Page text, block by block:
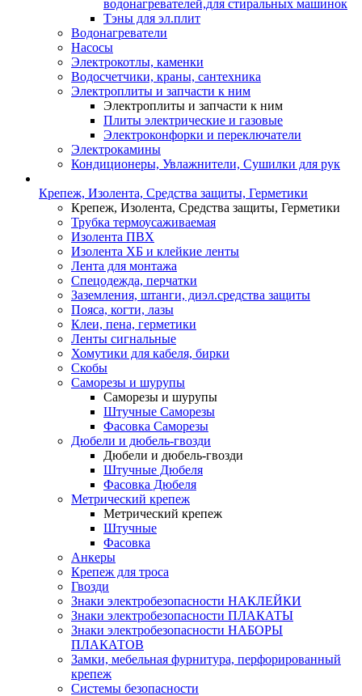
водонагревателей,для стиральных машинок
Тэны для эл.плит
Водонагреватели
Насосы
Электрокотлы, каменки
Водосчетчики, краны, сантехника
Электроплиты и запчасти к ним
Электроплиты и запчасти к ним
Плиты электрические и газовые
Электроконфорки и переключатели
Электрокамины
Кондиционеры, Увлажнители, Сушилки для рук
Крепеж, Изолента, Средства защиты, Герметики
Крепеж, Изолента, Средства защиты, Герметики
Трубка термоусаживаемая
Изолента ПВХ
Изолента ХБ и клейкие ленты
Лента для монтажа
Спецодежда, перчатки
Заземления, штанги, диэл.средства защиты
Пояса, когти, лазы
Клеи, пена, герметики
Ленты сигнальные
Хомутики для кабеля, бирки
Скобы
Саморезы и шурупы
Саморезы и шурупы
Штучные Саморезы
Фасовка Саморезы
Дюбели и дюбель-гвозди
Дюбели и дюбель-гвозди
Штучные Дюбеля
Фасовка Дюбеля
Метрический крепеж
Метрический крепеж
Штучные
Фасовка
Анкеры
Крепеж для троса
Гвозди
Знаки электробезопасности НАКЛЕЙКИ
Знаки электробезопасности ПЛАКАТЫ
Знаки электробезопасности НАБОРЫ
ПЛАКАТОВ
Замки, мебельная фурнитура, перфорированный
крепеж
Системы безопасности